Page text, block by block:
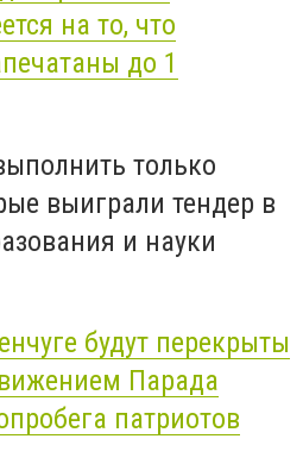
на то, что
до 1
только
выиграли тендер в
и науки
будут перекрыты
Парада
патриотов